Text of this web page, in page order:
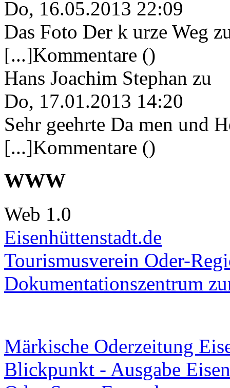
Do, 16.05.2013 22:09
Das Foto Der k urze Weg
[...]Kommentare ()
Hans Joachim Stephan zu
Do, 17.01.2013 14:20
Sehr geehrte Da men und
[...]Kommentare ()
WWW
Web 1.0
Eisenhüttenstadt.de
Tourismusverein Oder-
Dokumentationszentrum
Märkische Oderzeitung
Blickpunkt - Ausgabe